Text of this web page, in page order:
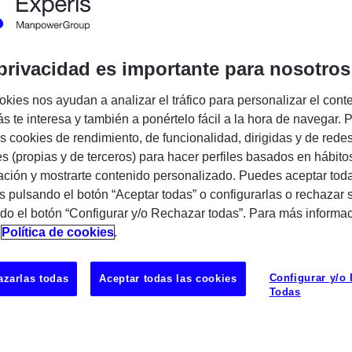
para ampliar nuestro equipo.
programas complejos y trabajar con
oportunidad es para ti.
es importante para
nos ayudan a analizar el tráfico para personalizar el
te interesa y también a ponértelo fácil a la hora de navegar.
cookies de rendimiento, de funcionalidad, dirigidas y de
(propias y de terceros) para hacer perfiles basados en
y mostrarte contenido personalizado. Puedes aceptar
pulsando el botón “Aceptar todas” o configurarlas o rechazar
el botón “Configurar y/o Rechazar todas”. Para más
Política de cookies.
Configurar y/o
Todas
todas Aceptar todas las cookies